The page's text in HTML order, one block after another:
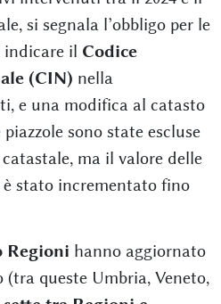
si segnala l’obbligo per le
indicare il Codice
(CIN) nella
e una modifica al catasto
sono state escluse
ma il valore delle
è stato incrementato fino
Regioni hanno aggiornato
(tra queste Umbria, Veneto,